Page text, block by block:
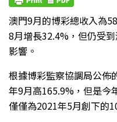
澳門9月的博彩總收入為
8月增長32.4%，但仍受
影響。
根據博彩監察協調局公佈
年9月高165.9%，但是今
僅僅為2021年5月創下的